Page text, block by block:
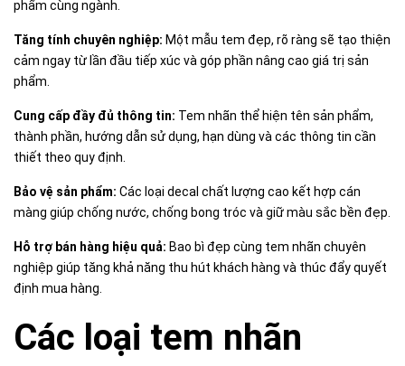
phẩm cùng ngành.
Tăng tính chuyên nghiệp: Một mẫu tem đẹp, rõ ràng sẽ tạo thiện
cảm ngay từ lần đầu tiếp xúc và góp phần nâng cao giá trị sản
phẩm.
Cung cấp đầy đủ thông tin: Tem nhãn thể hiện tên sản phẩm,
thành phần, hướng dẫn sử dụng, hạn dùng và các thông tin cần
thiết theo quy định.
Bảo vệ sản phẩm: Các loại decal chất lượng cao kết hợp cán
màng giúp chống nước, chống bong tróc và giữ màu sắc bền đẹp.
Hỗ trợ bán hàng hiệu quả: Bao bì đẹp cùng tem nhãn chuyên
nghiệp giúp tăng khả năng thu hút khách hàng và thúc đẩy quyết
định mua hàng.
Các loại tem nhãn